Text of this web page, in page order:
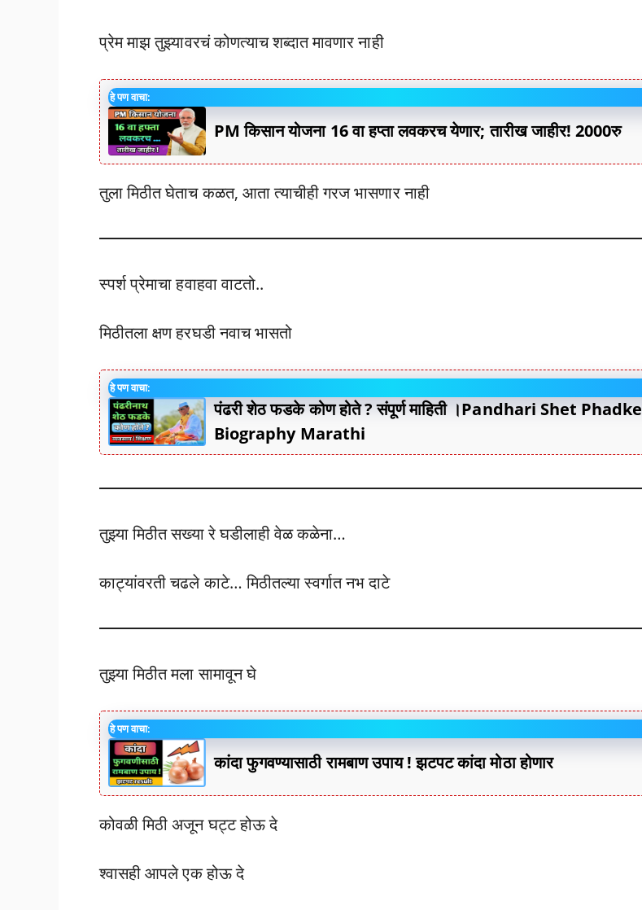
प्रेम माझ तुझ्यावरचं कोणत्याच शब्दात मावणार नाही
हे पण वाचा:
PM किसान योजना 16 वा हप्ता लवकरच येणार; तारीख जाहीर! 2000रु
तुला मिठीत घेताच कळत, आता त्याचीही गरज भासणार नाही
स्पर्श प्रेमाचा हवाहवा वाटतो..
मिठीतला क्षण हरघडी नवाच भासतो
हे पण वाचा:
पंढरी शेठ फडके कोण होते ? संपूर्ण माहिती ।Pandhari Shet Phadke
Biography Marathi
तुझ्या मिठीत सख्या रे घडीलाही वेळ कळेना…
काट्यांवरती चढले काटे… मिठीतल्या स्वर्गात नभ दाटे
तुझ्या मिठीत मला सामावून घे
हे पण वाचा:
कांदा फुगवण्यासाठी रामबाण उपाय ! झटपट कांदा मोठा होणार
कोवळी मिठी अजून घट्ट होऊ दे
श्वासही आपले एक होऊ दे